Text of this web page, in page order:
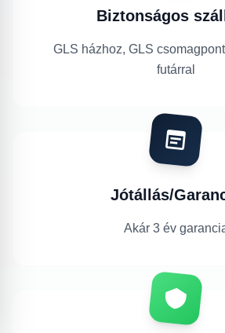
Biztonságos
GLS házhoz, GLS
futárral
Jótállás/
Akár 3 év